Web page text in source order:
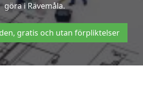
göra i Rävemåla.
gratis och utan förpliktelser